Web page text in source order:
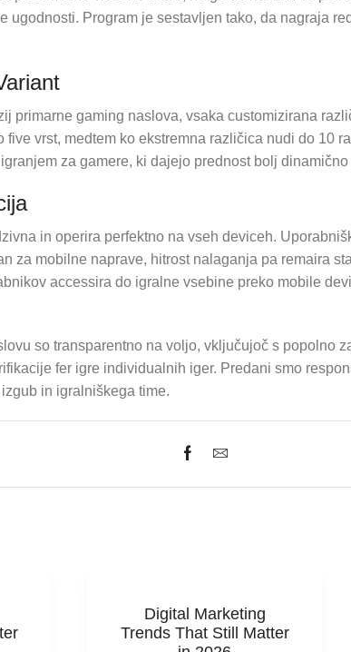
ugodnosti. Program je sestavljen tako, da nagraja
primarne gaming naslova, vsaka customizirana
five vrst, medtem ko ekstremna različica nudi do 10
za gamere, ki dajejo prednost bolj
in operira perfektno na vseh deviceh.
za mobilne naprave, hitrost nalaganja pa remaira
accessira do igralne vsebine preko mobile
so transparentno na voljo, vključujoč s popolno
fer igre individualnih iger. Predani smo
in igralniškega time.
Digital Marketing
Trends That Still Matter